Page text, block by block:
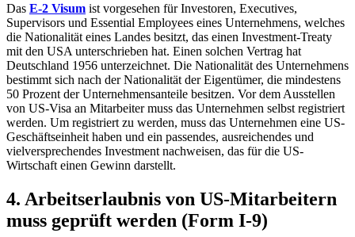
Das E-2 Visum ist vorgesehen für Investoren, Executives,
Supervisors und Essential Employees eines Unternehmens, welches
die Nationalität eines Landes besitzt, das einen Investment-Treaty
mit den USA unterschrieben hat. Einen solchen Vertrag hat
Deutschland 1956 unterzeichnet. Die Nationalität des Unternehmens
bestimmt sich nach der Nationalität der Eigentümer, die mindestens
50 Prozent der Unternehmensanteile besitzen. Vor dem Ausstellen
von US-Visa an Mitarbeiter muss das Unternehmen selbst registriert
werden. Um registriert zu werden, muss das Unternehmen eine US-
Geschäftseinheit haben und ein passendes, ausreichendes und
vielversprechendes Investment nachweisen, das für die US-
Wirtschaft einen Gewinn darstellt.
4. Arbeitserlaubnis von US-Mitarbeitern
muss geprüft werden (Form I-9)